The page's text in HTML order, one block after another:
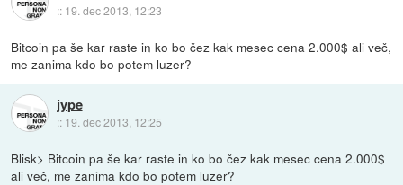
:: 19. dec 2013, 12:23
Bitcoin pa še kar raste in ko bo čez kak mesec cena 2.000$ ali več,
me zanima kdo bo potem luzer?
jype
:: 19. dec 2013, 12:25
Blisk> Bitcoin pa še kar raste in ko bo čez kak mesec cena 2.000$
ali več, me zanima kdo bo potem luzer?